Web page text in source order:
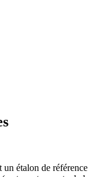
un étalon de référence